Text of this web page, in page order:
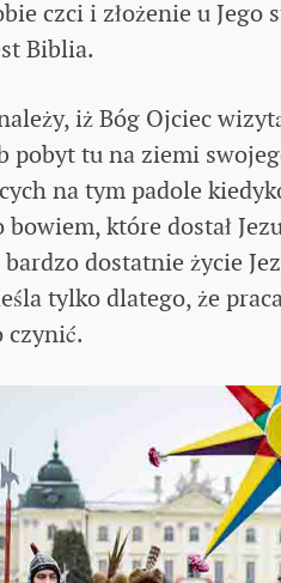
czci i złożenie u Jego
Biblia.
iż Bóg Ojciec
pobyt tu na ziemi
na tym padole
bowiem, które dostał
dostatnie życie
tylko dlatego, że
czynić.